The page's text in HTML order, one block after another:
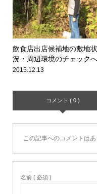
飲食店出店候補地の敷地状
況・周辺環境のチェックへ
2015.12.13
コメント ( 0 )
この記事へのコメントはあ
名前 ( 必須 )